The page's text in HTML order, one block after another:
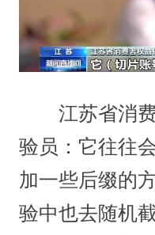
江苏省消费
验员：它往往
加一些后缀的
验中也去随机